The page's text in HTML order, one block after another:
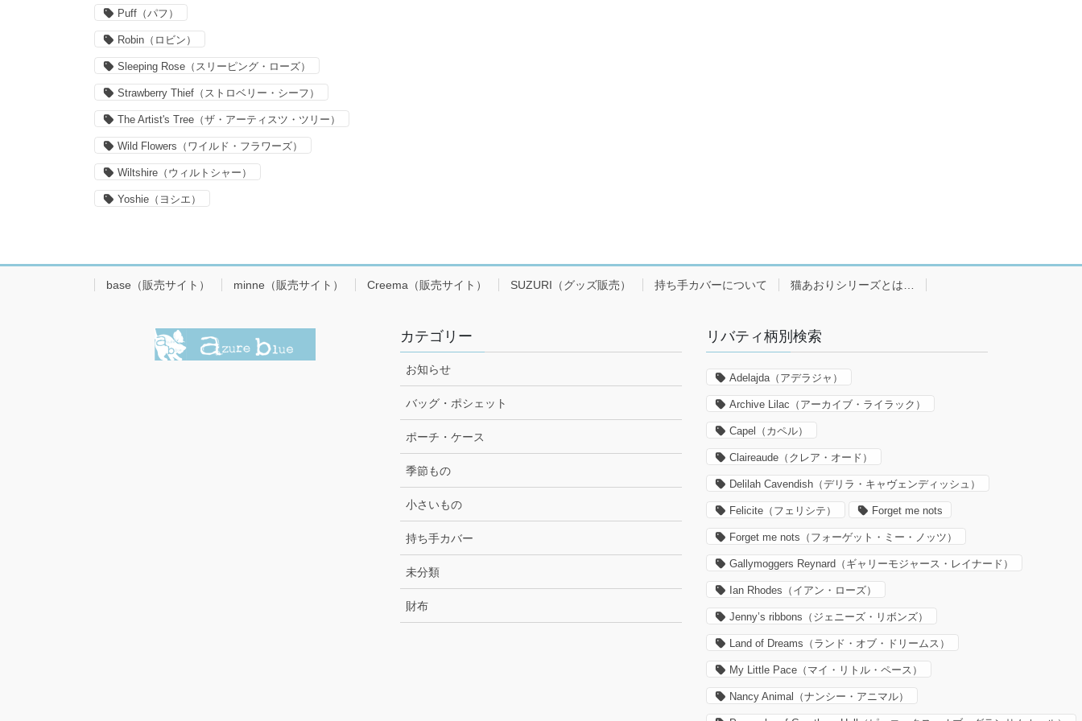
Puff（パフ）
Robin（ロビン）
Sleeping Rose（スリーピング・ローズ）
Strawberry Thief（ストロベリー・シーフ）
The Artist's Tree（ザ・アーティスツ・ツリー）
Wild Flowers（ワイルド・フラワーズ）
Wiltshire（ウィルトシャー）
Yoshie（ヨシエ）
base（販売サイト） minne（販売サイト） Creema（販売サイト） SUZURI（グッズ販売） 持ち手カバーについて 猫あおりシリーズとは…
カテゴリー
お知らせ
バッグ・ポシェット
ポーチ・ケース
季節もの
小さいもの
持ち手カバー
未分類
財布
リバティ柄別検索
Adelajda（アデラジャ）
Archive Lilac（アーカイブ・ライラック）
Capel（カペル）
Claireaude（クレア・オード）
Delilah Cavendish（デリラ・キャヴェンディッシュ）
Felicite（フェリシテ） Forget me nots
Forget me nots（フォーゲット・ミー・ノッツ）
Gallymoggers Reynard（ギャリーモジャース・レイナード）
Ian Rhodes（イアン・ローズ）
Jenny’s ribbons（ジェニーズ・リボンズ）
Land of Dreams（ランド・オブ・ドリームス）
My Little Pace（マイ・リトル・ペース）
Nancy Animal（ナンシー・アニマル）